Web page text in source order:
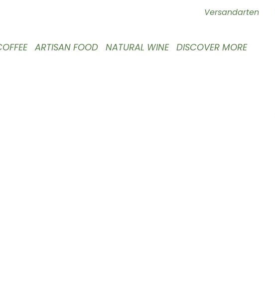
Versandarten
ARTISAN FOOD NATURAL WINE DISCOVER MORE